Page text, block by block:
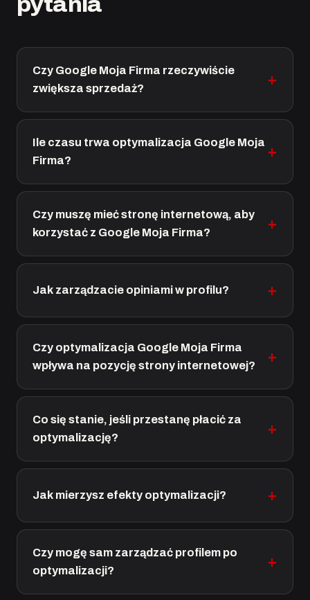
Czy Google Moja Firma rzeczywiście
zwiększa sprzedaż?
Ile czasu trwa optymalizacja Google Moja
Firma?
Czy muszę mieć stronę internetową, aby
korzystać z Google Moja Firma?
Jak zarządzacie opiniami w profilu?
Czy optymalizacja Google Moja Firma
wpływa na pozycję strony internetowej?
Co się stanie, jeśli przestanę płacić za
optymalizację?
Jak mierzysz efekty optymalizacji?
Czy mogę sam zarządzać profilem po
optymalizacji?